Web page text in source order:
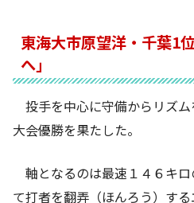
東海大市原望洋・千葉1
へ」
投手を中心に守備からリズ
大会優勝を果たした。
軸となるのは最速１４６キ
て打者を翻弄（ほんろう）す